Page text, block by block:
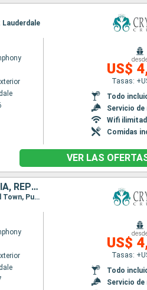
Lauderdale
US$
Tasas:
Todo
Servicio
Wifi
Comidas
VER LAS
ESTADOS UNIDOS, PUERTO RICO, ANTIGUA Y BARBUDA, DOMINICA, FRANCIA, REPÚBLICA DOMINICANA
Itinerario : Fort Lauderdale, San Juan, Saint John's, Basseterre (St Kitts), Roseau, Gustavia, Road Town, Punta Cana, Fort Lauderdale
US$
Tasas:
Todo
Servicio